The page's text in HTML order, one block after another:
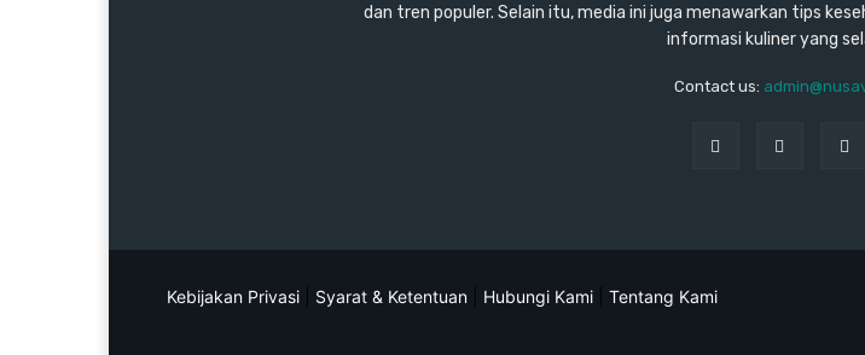
dan tren populer. Selain itu, media ini juga menawarkan tips
informasi kuliner yang
Contact us:
Kebijakan Privasi Syarat & Ketentuan Hubungi Kami Tentang Kami